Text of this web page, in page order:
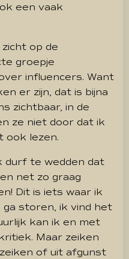
een vaak
op de
groepje
influencers. Want
er zijn, dat is bijna
zichtbaar, in de
ze niet door dat ik
ook lezen.
durf te wedden dat
net zo graag
Dit is iets waar ik
ga storen, ik vind het
kan ik en met
Maar zeiken
of uit afgunst